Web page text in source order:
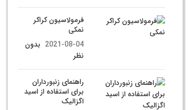
فرمولاسیون کراکر
نمکی
2021-08-04 بدون
نظر
راهنمای زنبورداران
برای استفاده از اسید
اگزالیک